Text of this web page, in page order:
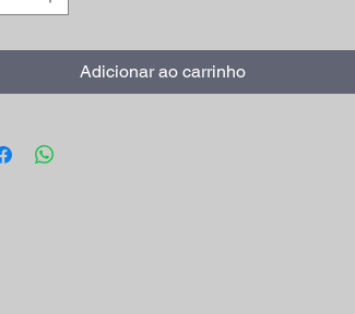
Adicionar ao carrinho